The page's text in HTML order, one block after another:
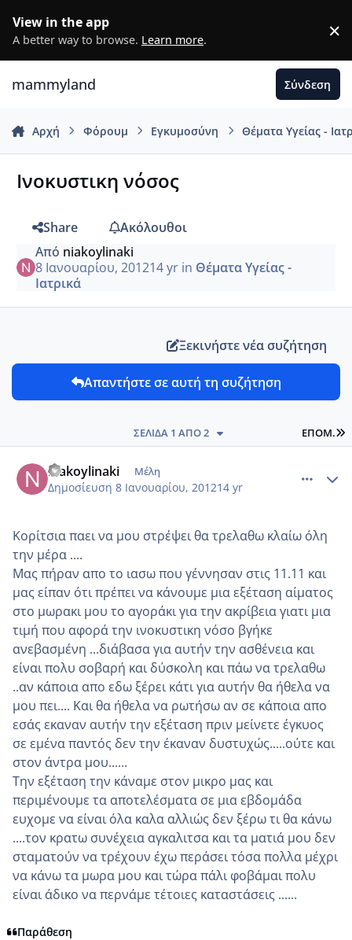
View in the app
A better way to browse. Learn more. ×
mammyland Σύνδεση
Αρχή Φόρουμ Εγκυμοσύνη Θέματα Υγείας -
Ινοκυστικη νόσος
Share
Ακόλουθοι
Από niakoylinaki
8 Ιανουαρίου, 201214 yrin Θέματα Υγείας -
Ιατρικά
Ξεκινήστε νέα συζήτηση
Απαντήστε σε αυτή τη συζήτηση
ΕΠΌΜ.
ΣΕΛΊΔΑ 1 ΑΠΌ 2
niakoylinaki Μέλη
Δημοσίευση 8 Ιανουαρίου, 201214 yr
Κορίτσια παει να μου στρέψει θα τρελαθω κλαίω όλη
την μέρα ....
Μας πήραν απο το ιασω που γέννησαν στις 11.11 και
μας είπαν ότι πρέπει να κάνουμε μια εξέταση αίματος
στο μωρακι μου το αγοράκι για την ακρίβεια γιατι μια
τιμή που αφορά την ινοκυστικη νόσο βγήκε
ανεβασμένη ...διάβασα για αυτήν την ασθένεια και
είναι πολυ σοβαρή και δύσκολη και πάω να τρελαθω
..αν κάποια απο εδω ξέρει κάτι για αυτήν θα ήθελα να
μου πει.... Και θα ήθελα να ρωτήσω αν σε κάποια απο
εσάς εκαναν αυτήν την εξέταση πριν μείνετε έγκυος
σε εμένα παντός δεν την έκαναν δυστυχώς.....ούτε και
στον άντρα μου......
Την εξέταση την κάναμε στον μικρο μας και
περιμένουμε τα αποτελέσματα σε μια εβδομάδα
ευχομε να είναι όλα καλα αλλιώς δεν ξέρω τι θα κάνω
....τον κρατω συνέχεια αγκαλιτσα και τα ματιά μου δεν
σταματούν να τρέχουν έχω περάσει τόσα πολλα μέχρι
να κάνω τα μωρα μου και τώρα πάλι φοβάμαι πολυ
είναι άδικο να περνάμε τέτοιες καταστάσεις ......
Παράθεση